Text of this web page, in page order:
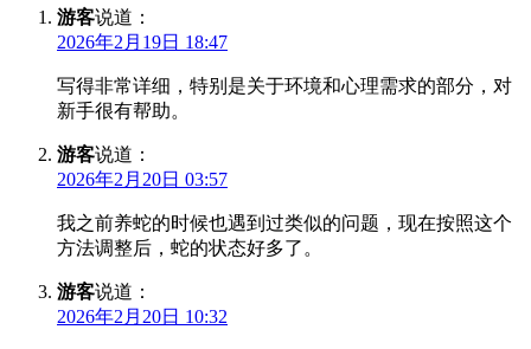
游客说道：
2026年2月19日 18:47
写得非常详细，特别是关于环境和心理需求的部分，对
新手很有帮助。
游客说道：
2026年2月20日 03:57
我之前养蛇的时候也遇到过类似的问题，现在按照这个
方法调整后，蛇的状态好多了。
游客说道：
2026年2月20日 10:32